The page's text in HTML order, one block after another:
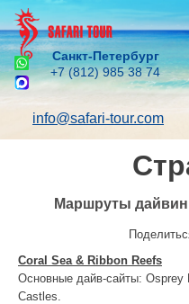
Санкт-Петербург
+7 (812) 985 38 74
info@safari-tour.com
Маршруты
Coral Sea & Ribbon Reefs
Основные дайв-сайты: Osprey
Castles.